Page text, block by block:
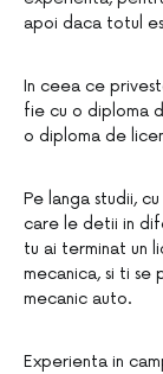
apoi daca totul
In ceea ce
fie cu o diploma
o diploma de
Pe langa studii,
care le detii in
tu ai terminat un
mecanica, si ti
mecanic auto.
Experienta in